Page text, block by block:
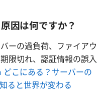
因は何ですか？
ーの過負荷、ファイアウ
限切れ、認証情報の誤入
どこにある？サーバーの
ると世界が変わる